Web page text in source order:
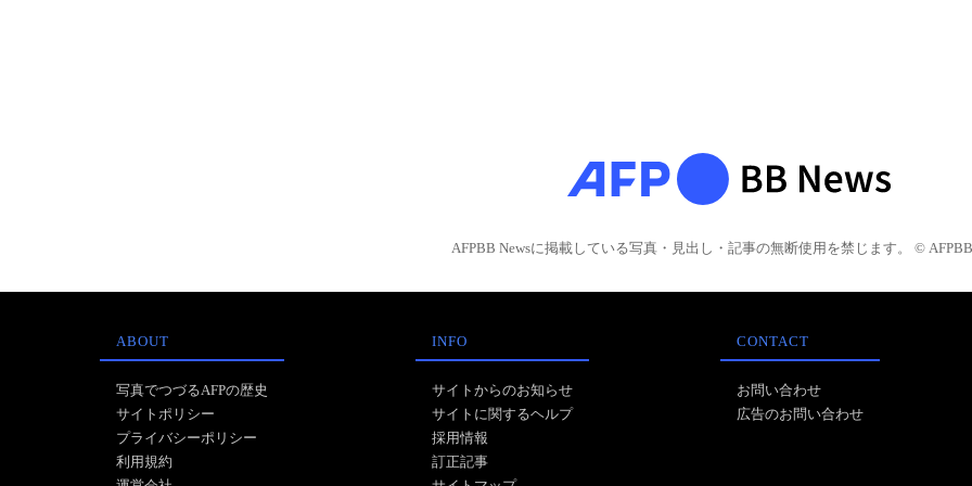
AFPBB Newsに掲載している写真・見出し・記事の無断使用を禁じます。 © AFPBB
ABOUT
写真でつづるAFPの歴史
サイトポリシー
プライバシーポリシー
利用規約
INFO
サイトからのお知らせ
サイトに関するヘルプ
採用情報
訂正記事
CONTACT
お問い合わせ
広告のお問い合わせ